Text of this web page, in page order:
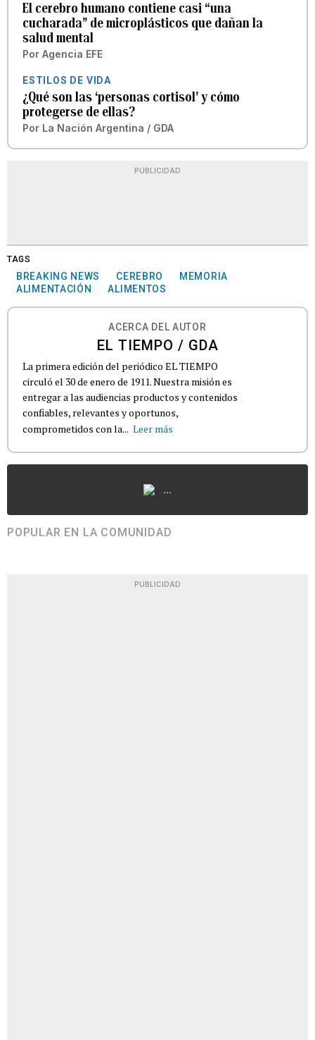
El cerebro humano contiene casi “una
cucharada” de microplásticos que dañan la
salud mental
Por Agencia EFE
ESTILOS DE VIDA
¿Qué son las ‘personas cortisol’ y cómo
protegerse de ellas?
Por La Nación Argentina / GDA
PUBLICIDAD
TAGS
BREAKING NEWS CEREBRO
MEMORIA
ALIMENTACIÓN
ALIMENTOS
ACERCA DEL AUTOR
EL TIEMPO / GDA
La primera edición del periódico EL TIEMPO
circuló el 30 de enero de 1911. Nuestra misión es
entregar a las audiencias productos y contenidos
confiables, relevantes y oportunos,
comprometidos con la... Leer más
...
POPULAR EN LA COMUNIDAD
PUBLICIDAD